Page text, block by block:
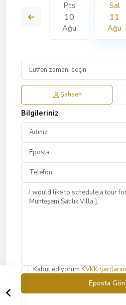
19
Pts
10
Ağu
Sal
11
Ağu
Şahsen
Bilgileriniz
Kabul ediyorum KVKK Şartlarını